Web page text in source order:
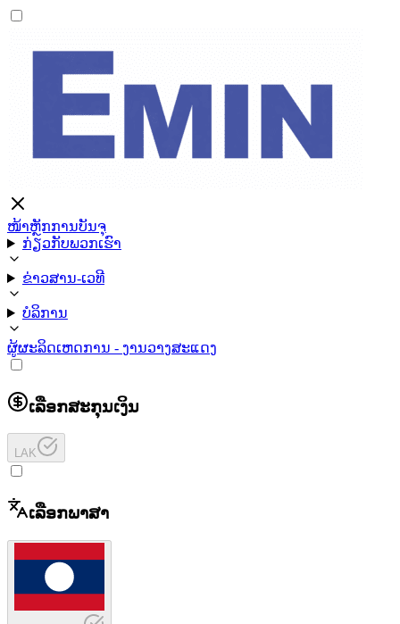
ໜ້າຫຼັກການບັນຈຸ
ກ່ຽວກັບພວກເຮົາ
ຂ່າວສານ-ເວທີ
ບໍລິການ
ຜູ້ຜະລິດເຫດການ - ງານວາງສະແດງ
ເລືອກສະກຸນເງິນ
LAK
ເລືອກພາສາ